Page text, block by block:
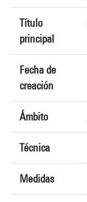
Título
principal
Fecha de
creación
Ámbito
Técnica
Medidas